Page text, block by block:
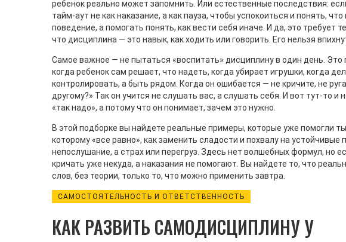
ребенок реально может запомнить. Или естественные последствия:
тайм-аут не как наказание, а как пауза, чтобы успокоиться и понять,
поведение, а помогать понять, как вести себя иначе. И да, это требует
что дисциплина — это навык, как ходить или говорить. Его нельзя
Самое важное — не пытаться «воспитать» дисциплину в один день. Это
когда ребенок сам решает, что надеть, когда убирает игрушки, когда
контролировать, а быть рядом. Когда он ошибается — не кричите, не
другому?» Так он учится не слушать вас, а слушать себя. И вот тут-то
«так надо», а потому что он понимает, зачем это нужно.
В этой подборке вы найдете реальные примеры, которые уже помогли
которому «все равно», как заменить сладости и похвалу на
непослушание, а страх или перегруз. Здесь нет волшебных формул, но
кричать уже некуда, а наказания не помогают. Вы найдете то, что
слов, без теории, только то, что можно применить завтра.
САМОСТОЯТЕЛЬНОСТЬ И ОТВЕТСТВЕННОСТЬ
КАК РАЗВИТЬ САМОДИСЦИПЛИНУ У